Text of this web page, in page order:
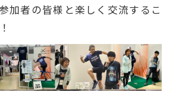
加者の皆様と楽しく交流するこ